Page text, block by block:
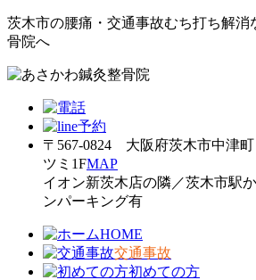
茨木市の腰痛・交通事故むち打ち解消
骨院へ
〒567-0824 大阪府茨木市中津
ツミ1FMAP
イオン新茨木店の隣／茨木市駅
ンパーキング有
HOME
交通事故
初めての方